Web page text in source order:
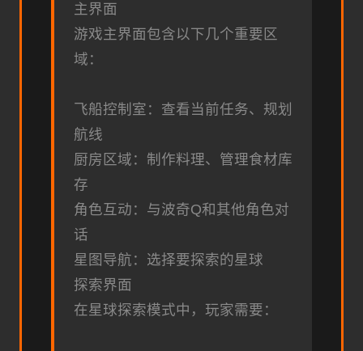
主界面
游戏主界面包含以下几个重要区
域：
飞船控制室：查看当前任务、规划
航线
厨房区域：制作料理、管理食材库
存
角色互动：与波奇Q和其他角色对
话
星图导航：选择要探索的星球
探索界面
在星球探索模式中，玩家需要：